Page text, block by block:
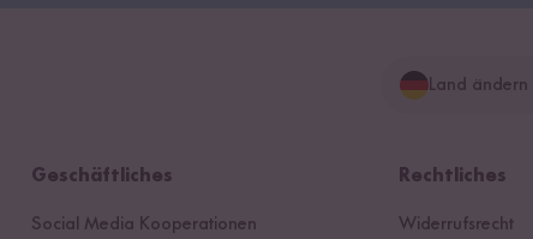
Land ändern
Geschäftliches
Social Media Kooperationen
Rechtliches
Widerrufsrecht